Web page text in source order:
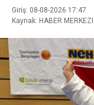
Giriş: 08-08-2026 17:47
Kaynak: HABER MERKEZI